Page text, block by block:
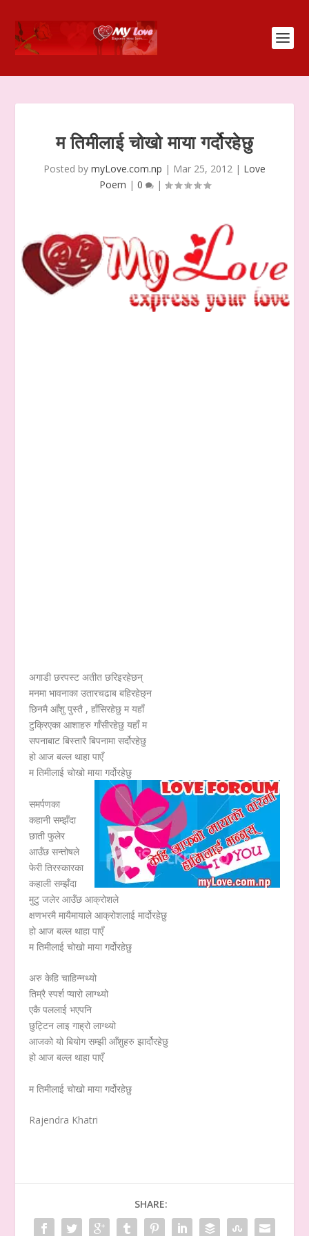
म तिमीलाई चोखो माया गर्दोरहेछु
Posted by myLove.com.np | Mar 25, 2012 | Love
Poem | 0 |
अगाडी छरपस्ट अतीत छरिइरहेछन्
मनमा भावनाका उतारचढाब बहिरहेछ्न
छिनमै आँशु पुस्तै , हाँसिरहेछु म यहाँ
टुक्रिएका आशाहरु गाँसीरहेछु यहाँ म
सपनाबाट बिस्तारै बिपनामा सर्दोरहेछु
हो आज बल्ल थाहा पाएँ
म तिमीलाई चोखो माया गर्दोरहेछु
समर्पणका
कहानी सम्झँदा
छाती फुलेर
आउँछ सन्तोषले
फेरी तिरस्कारका
कहाली सम्झँदा
मुटु जलेर आउँछ आक्रोशले
क्षणभरमै मायैमायाले आक्रोशलाई मार्दोरहेछु
हो आज बल्ल थाहा पाएँ
म तिमीलाई चोखो माया गर्दोरहेछु
अरु केहि चाहिन्नथ्यो
तिम्रै स्पर्श प्यारो लाग्थ्यो
एकै पललाई भएपनि
छुट्टिन लाइ गाह्रो लाग्थ्यो
आजको यो बियोग सम्झी आँशुहरु झार्दोरहेछु
हो आज बल्ल थाहा पाएँ
म तिमीलाई चोखो माया गर्दोरहेछु
Rajendra Khatri
SHARE: